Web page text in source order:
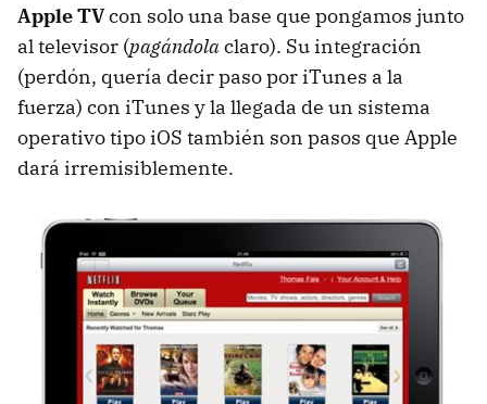
Apple TVcon solo una base que pongamos junto
al televisor (pagándolaclaro). Su integración
(perdón, quería decir paso por iTunes a la
fuerza) con iTunes y la llegada de un sistema
operativo tipo iOS también son pasos que Apple
dará irremisiblemente.